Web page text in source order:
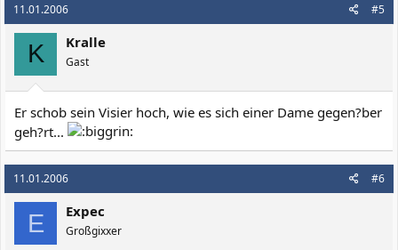
11.01.2006 #5
K Kralle
Gast
Er schob sein Visier hoch, wie es sich einer Dame gegen?ber
geh?rt...
11.01.2006 #6
E Expec
Großgixxer